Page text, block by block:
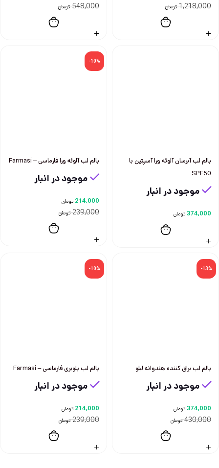
1,218,000 تومان 548,000 تومان
بالم لب آبرسان آلوئه ورا آسپتين با
SPF50
موجود در انبار
374,000تومان
-10%
بالم لب آلوئه ورا فارماسی – Farmasi
موجود در انبار
239,000 تومان
214,000 تومان
-13%
بالم لب براق کننده هندوانه لبلو
موجود در انبار
430,000 تومان
374,000تومان
-10%
بالم لب بلوبری فارماسی – Farmasi
موجود در انبار
239,000 تومان
214,000 تومان